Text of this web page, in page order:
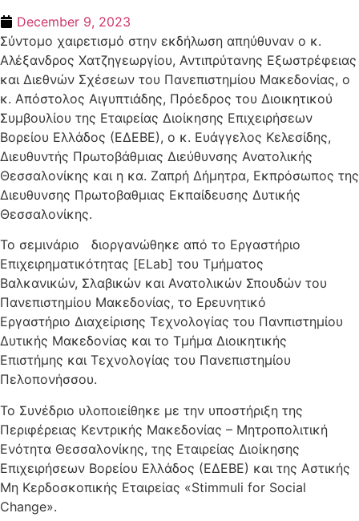
December 9, 2023
Σύντομο χαιρετισμό στην εκδήλωση απηύθυναν ο κ.
Αλέξανδρος Χατζηγεωργίου, Αντιπρύτανης Εξωστρέφειας
και Διεθνών Σχέσεων του Πανεπιστημίου Μακεδονίας, ο
κ. Απόστολος Αιγυπτιάδης, Πρόεδρος του Διοικητικού
Συμβουλίου της Εταιρείας Διοίκησης Επιχειρήσεων
Βορείου Ελλάδος (ΕΔΕΒΕ), ο κ. Ευάγγελος Κελεσίδης,
Διευθυντής Πρωτοβάθμιας Διεύθυνσης Ανατολικής
Θεσσαλονίκης και η κα. Ζαπρή Δήμητρα, Εκπρόσωπος της
Διευθυνσης Πρωτοβαθμιας Εκπαίδευσης Δυτικής
Θεσσαλονίκης.
Το σεμινάριο διοργανώθηκε από το Εργαστήριο
Επιχειρηματικότητας [ELab] του Τμήματος
Βαλκανικών, Σλαβικών και Ανατολικών Σπουδών του
Πανεπιστημίου Μακεδονίας, το Ερευνητικό
Εργαστήριο Διαχείρισης Τεχνολογίας του Πανπιστημίου
Δυτικής Μακεδονίας και το Τμήμα Διοικητικής
Επιστήμης και Τεχνολογίας του Πανεπιστημίου
Πελοπονήσσου.
Το Συνέδριο υλοποιείθηκε με την υποστήριξη της
Περιφέρειας Κεντρικής Μακεδονίας – Μητροπολιτική
Ενότητα Θεσσαλονίκης, της Εταιρείας Διοίκησης
Επιχειρήσεων Βορείου Ελλάδος (ΕΔΕΒΕ) και της Αστικής
Μη Κερδοσκοπικής Εταιρείας «Stimmuli for Social
Change».